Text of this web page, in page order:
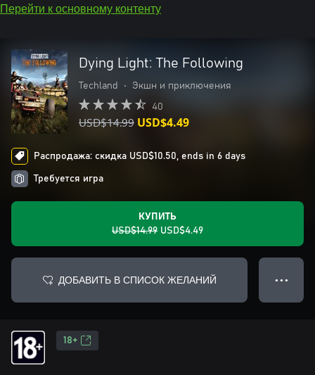
Перейти к основному контенту
Dying Light: The Following
Techland • Экшн и приключения
40
USD$14.99 USD$4.49
Распродажа: скидка USD$10.50, ends in 6 days
Требуется игра
КУПИТЬ
USD$14.99 USD$4.49
ДОБАВИТЬ В СПИСОК ЖЕЛАНИЙ ● ● ●
18+